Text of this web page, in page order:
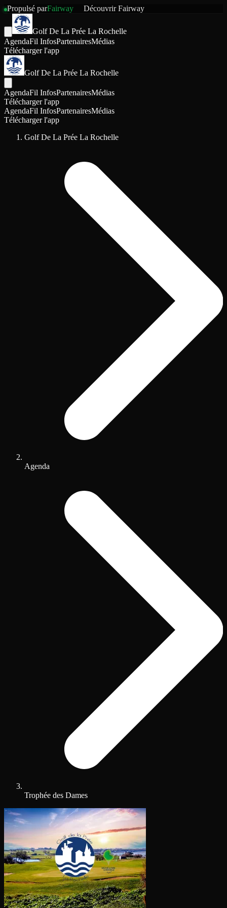
Propulsé parFairway DécouvrirFairway
Golf De La Prée La Rochelle
AgendaFil InfosPartenairesMédias
Télécharger l'app
Golf De La Prée La Rochelle
AgendaFil InfosPartenairesMédias
Télécharger l'app
AgendaFil InfosPartenairesMédias
Télécharger l'app
Golf De La Prée La Rochelle
Agenda
Trophée des Dames